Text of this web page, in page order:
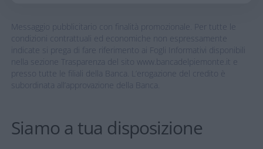
Messaggio pubblicitario con finalità promozionale. Per tutte le
condizioni contrattuali ed economiche non espressamente
indicate si prega di fare riferimento ai Fogli Informativi disponibili
nella sezione Trasparenza del sito www.bancadelpiemonte.it e
presso tutte le filiali della Banca. L’erogazione del credito è
subordinata all’approvazione della Banca.
Siamo a tua disposizione